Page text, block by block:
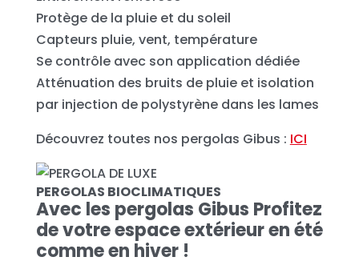
Protège de la pluie et du soleil
Capteurs pluie, vent, température
Se contrôle avec son application dédiée
Atténuation des bruits de pluie et isolation
par injection de polystyrène dans les lames
Découvrez toutes nos pergolas Gibus : ICI
PERGOLAS BIOCLIMATIQUES
Avec les pergolas Gibus Profitez
de votre espace extérieur en été
comme en hiver !